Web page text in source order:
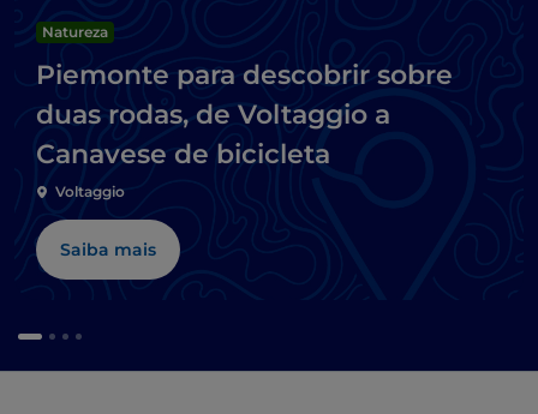
Natureza
Piemonte para descobrir sobre
duas rodas, de Voltaggio a
Canavese de bicicleta
Voltaggio
Saiba mais